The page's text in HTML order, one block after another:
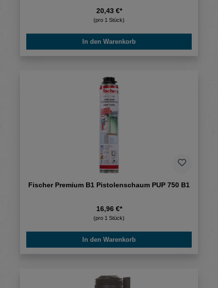
20,43 €*
(pro 1 Stück)
In den Warenkorb
Fischer Premium B1 Pistolenschaum PUP 750 B1
16,96 €*
(pro 1 Stück)
In den Warenkorb